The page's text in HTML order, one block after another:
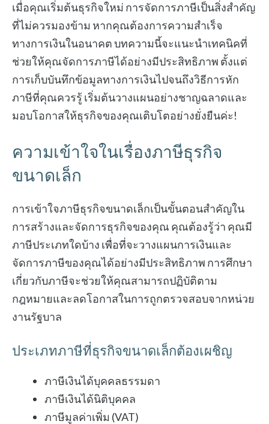
เมื่อคุณเริ่มต้นธุรกิจใหม่ การจัดการภาษีเป็นสิ่งสำคัญ
ที่ไม่ควรมองข้าม หากคุณต้องการความสำเร็จ
ทางการเงินในอนาคต บทความนี้จะแนะนำเทคนิคที่
ช่วยให้คุณจัดการภาษีได้อย่างมีประสิทธิภาพ ตั้งแต่
การเก็บบันทึกข้อมูลทางการเงินไปจนถึงวิธีการหัก
ภาษีที่คุณควรรู้ เริ่มต้นวางแผนอย่างชาญฉลาดและ
มอบโอกาสให้ธุรกิจของคุณเติบโตอย่างยั่งยืนค่ะ!
ความเข้าใจในเรื่องภาษีธุรกิจ
ขนาดเล็ก
การเข้าใจภาษีธุรกิจขนาดเล็กเป็นขั้นตอนสำคัญใน
การสร้างและจัดการธุรกิจของคุณ คุณต้องรู้ว่า คุณมี
ภาษีประเภทใดบ้าง เพื่อที่จะวางแผนการเงินและ
จัดการภาษีของคุณได้อย่างมีประสิทธิภาพ การศึกษา
เกี่ยวกับภาษีจะช่วยให้คุณสามารถปฏิบัติตาม
กฎหมายและลดโอกาสในการถูกตรวจสอบจากหน่วย
งานรัฐบาล
ประเภทภาษีที่ธุรกิจขนาดเล็กต้องเผชิญ
ภาษีเงินได้บุคคลธรรมดา
ภาษีเงินได้นิติบุคคล
ภาษีมูลค่าเพิ่ม (VAT)